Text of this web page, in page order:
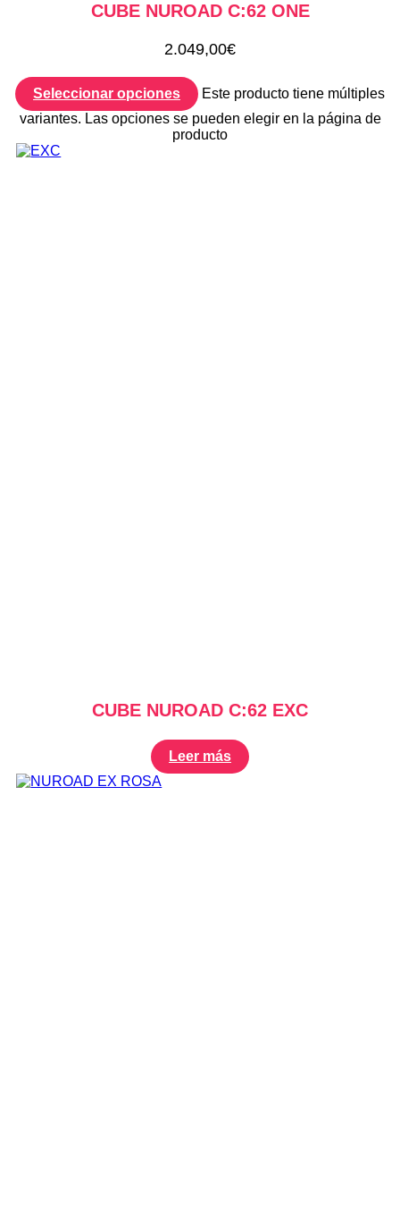
CUBE NUROAD C:62 ONE
2.049,00€
Seleccionar opciones
Este producto tiene múltiples
variantes. Las opciones se pueden elegir en la página de
producto
CUBE NUROAD C:62 EXC
Leer más